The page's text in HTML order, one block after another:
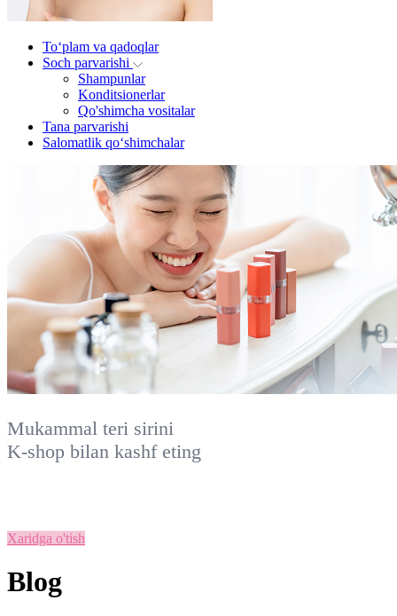
To‘plam va qadoqlar
Soch parvarishi
Shampunlar
Konditsionerlar
Qo'shimcha vositalar
Tana parvarishi
Salomatlik qo‘shimchalar
Mukammal teri sirini
K-shop bilan kashf eting
Xaridga o'tish
Blog